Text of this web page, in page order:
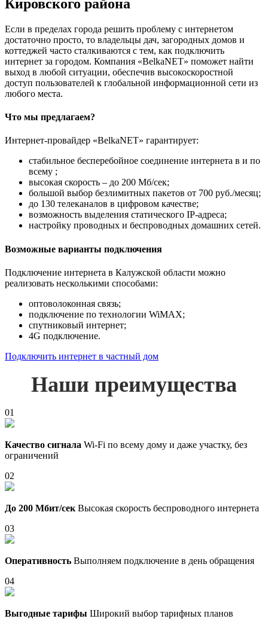
Кировского района
Если в пределах города решить проблему с интернетом
достаточно просто, то владельцы дач, загородных домов и
коттеджей часто сталкиваются с тем, как подключить
интернет за городом. Компания «BelkaNET» поможет найти
выход в любой ситуации, обеспечив высокоскоростной
доступ пользователей к глобальной информационной сети из
любого места.
Что мы предлагаем?
Интернет-провайдер «BelkaNET» гарантирует:
стабильное бесперебойное соединение интернета в и по
всему ;
высокая скорость – до 200 Мб/сек;
большой выбор безлимитных пакетов от 700 руб./месяц;
до 130 телеканалов в цифровом качестве;
возможность выделения статического IP-адреса;
настройку проводных и беспроводных домашних сетей.
Возможные варианты подключения
Подключение интернета в Калужской области можно
реализовать несколькими способами:
оптоволоконная связь;
подключение по технологии WiMAX;
спутниковый интернет;
4G подключение.
Подключить интернет в частный дом
Наши преимущества
01
Качество сигнала Wi-Fi по всему дому и даже участку, без
ограничений
02
До 200 Мбит/сек Высокая скорость беспроводного интернета
03
Оперативность Выполняем подключение в день обращения
04
Выгодные тарифы Широкий выбор тарифных планов